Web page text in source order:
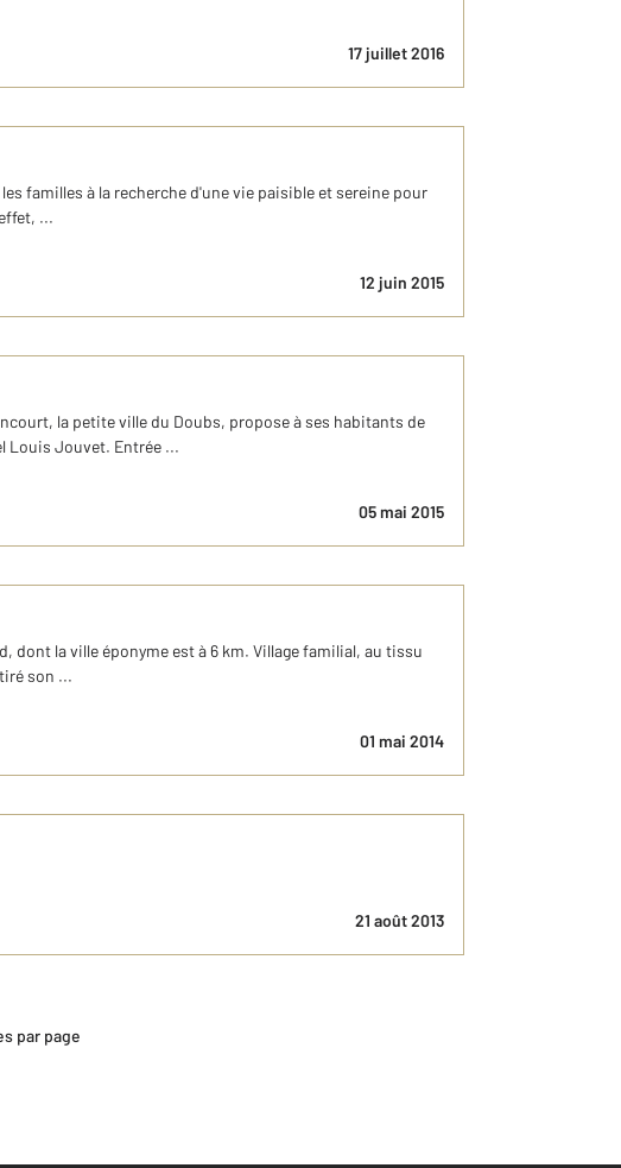
17 juillet 2016
familles à la recherche d'une vie paisible et sereine pour
...
12 juin 2015
la petite ville du Doubs, propose à ses habitants de
Louis Jouvet. Entrée ...
05 mai 2015
la ville éponyme est à 6 km. Village familial, au tissu
son ...
01 mai 2014
21 août 2013
par page